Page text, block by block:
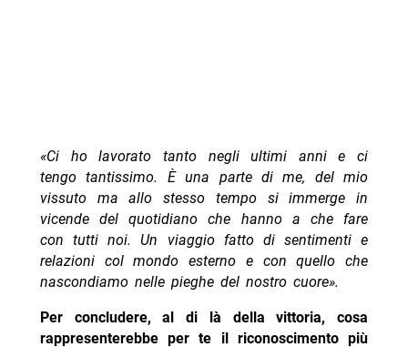
«Ci ho lavorato tanto negli ultimi anni e ci
tengo tantissimo. È una parte di me, del mio
vissuto ma allo stesso tempo si immerge in
vicende del quotidiano che hanno a che fare
con tutti noi. Un viaggio fatto di sentimenti e
relazioni col mondo esterno e con quello che
nascondiamo nelle pieghe del nostro cuore».
Per concludere, al di là della vittoria, cosa
rappresenterebbe per te il riconoscimento più